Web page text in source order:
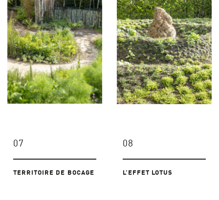
07
TERRITOIRE DE BOCAGE
08
L’EFFET LOTUS